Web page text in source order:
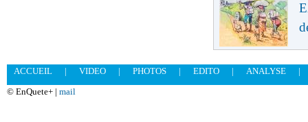
ACCUEIL | VIDEO | PHOTOS | EDITO | ANALYSE
|
© EnQuete+ | mail